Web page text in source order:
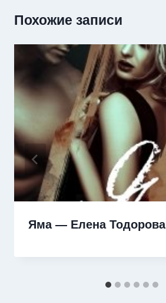
Похожие записи
Яма — Елена Тодорова